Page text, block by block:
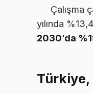
Çalışma
yılında
2030’da
Türkiye,